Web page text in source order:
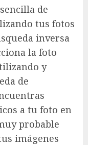
de
tus fotos
inversa
la foto
y
de
a tu foto en
probable
imágenes